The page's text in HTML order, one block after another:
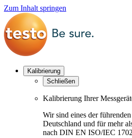
Zum Inhalt springen
Kalibrierung
Schließen
Kalibrierung Ihrer
Wir sind eines der
Deutschland und für mehr
nach DIN EN ISO/IEC